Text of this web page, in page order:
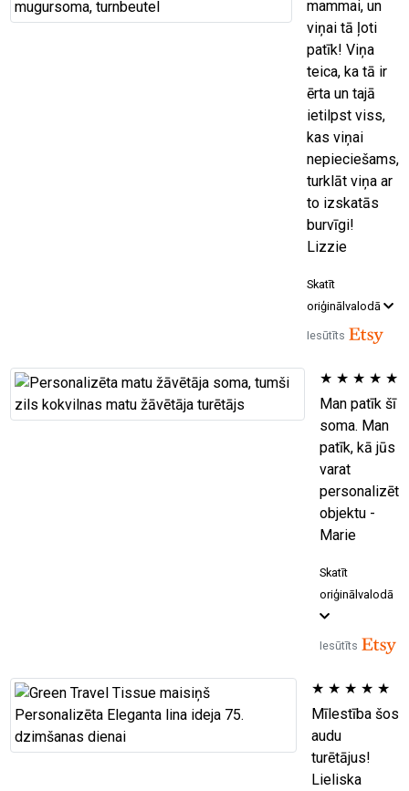
mammai, un
viņai tā ļoti
patīk! Viņa
teica, ka tā ir
ērta un tajā
ietilpst viss,
kas viņai
nepieciešams,
turklāt viņa ar
to izskatās
burvīgi!
Lizzie
Skatīt
oriģinālvalodā
Iesūtīts
★ ★ ★ ★ ★
Man patīk šī
soma. Man
patīk, kā jūs
varat
personalizēt
objektu -
Marie
Skatīt
oriģinālvalodā
Iesūtīts
★ ★ ★ ★ ★
Mīlestība šos
audu
turētājus!
Lieliska